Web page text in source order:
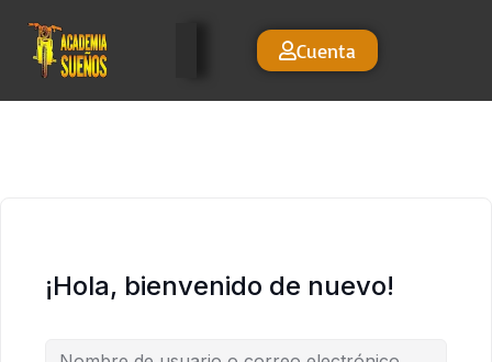
Cuenta
¡Hola, bienvenido de nuevo!